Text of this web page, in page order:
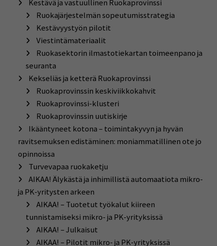
Kestävä ja vastuullinen Ruokaprovinssi
Ruokajärjestelmän sopeutumisstrategia
Kestävyystyön pilotit
Viestintämateriaalit
Ruokasektorin ilmastotiekartan toimeenpano ja
seuranta
Kekseliäs ja ketterä Ruokaprovinssi
Ruokaprovinssin keskiviikkokahvit
Ruokaprovinssi-klusteri
Ruokaprovinssin uutiskirje
Ikääntyneet kotona – toimintakyvyn ja hyvän
ravitsemuksen edistäminen: moniammatillinen ote jo
opinnoissa
Turvevapaa ruokaketju
AIKAA! Älykästä ja inhimillistä automaatiota mikro-
ja PK-yritysten arkeen
AIKAA! – Tuotetut työkalut kiireen
tunnistamiseksi mikro- ja PK-yrityksissä
AIKAA! – Julkaisut
AIKAA! – Pilotit mikro- ja PK-yrityksissä